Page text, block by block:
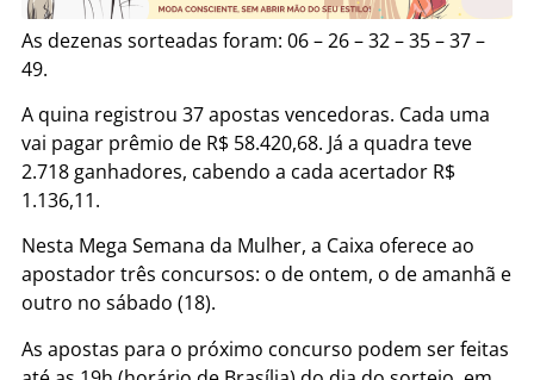
As dezenas sorteadas foram: 06 – 26 – 32 – 35 – 37 –
49.
A quina registrou 37 apostas vencedoras. Cada uma
vai pagar prêmio de R$ 58.420,68. Já a quadra teve
2.718 ganhadores, cabendo a cada acertador R$
1.136,11.
Nesta Mega Semana da Mulher, a Caixa oferece ao
apostador três concursos: o de ontem, o de amanhã e
outro no sábado (18).
As apostas para o próximo concurso podem ser feitas